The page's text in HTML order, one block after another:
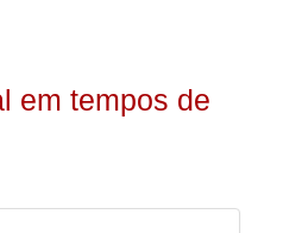
em tempos de